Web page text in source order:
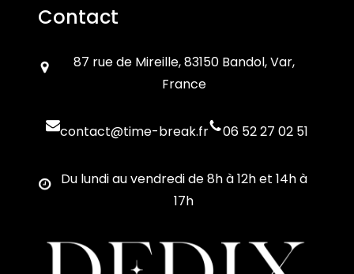
Contact
87 rue de Mireille, 83150 Bandol, Var,
France
contact@time-break.fr 06 52 27 02 51
Du lundi au vendredi de 8h à 12h et 14h à
17h